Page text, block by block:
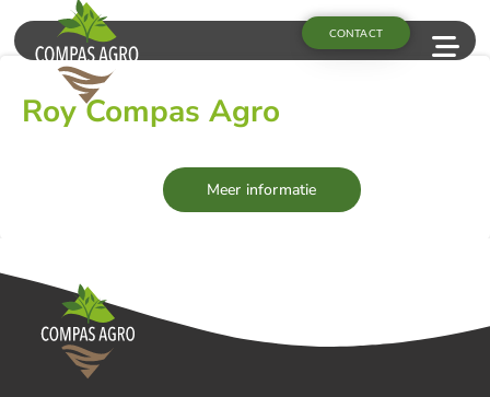
CONTACT
Roy Compas Agro
Meer informatie